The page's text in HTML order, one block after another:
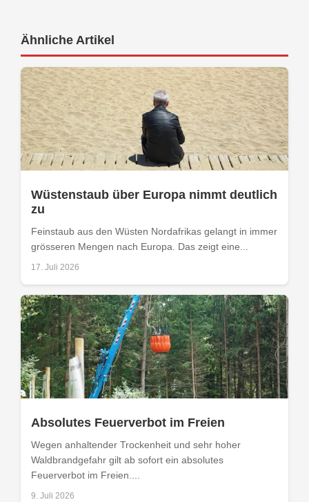
Ähnliche Artikel
Wüstenstaub über Europa nimmt deutlich
zu
Feinstaub aus den Wüsten Nordafrikas gelangt in immer
grösseren Mengen nach Europa. Das zeigt eine...
17. Juli 2026
Absolutes Feuerverbot im Freien
Wegen anhaltender Trockenheit und sehr hoher
Waldbrandgefahr gilt ab sofort ein absolutes
Feuerverbot im Freien....
9. Juli 2026